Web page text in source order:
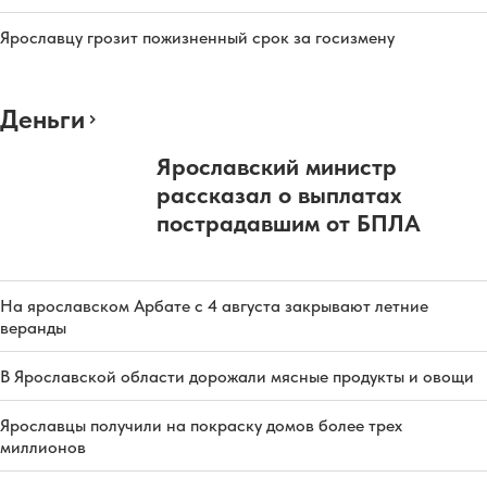
Ярославцу грозит пожизненный срок за госизмену
Деньги
Ярославский министр
рассказал о выплатах
пострадавшим от БПЛА
На ярославском Арбате с 4 августа закрывают летние
веранды
В Ярославской области дорожали мясные продукты и овощи
Ярославцы получили на покраску домов более трех
миллионов